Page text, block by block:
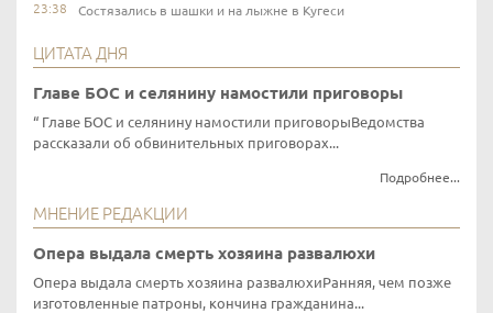
23:38 Состязались в шашки и на лыжне в Кугеси
ЦИТАТА ДНЯ
Главе БОС и селянину намостили приговоры
Главе БОС и селянину намостили приговорыВедомства
рассказали об обвинительных приговорах...
Подробнее...
МНЕНИЕ РЕДАКЦИИ
Опера выдала смерть хозяина развалюхи
Опера выдала смерть хозяина развалюхиРанняя, чем позже
изготовленные патроны, кончина гражданина...